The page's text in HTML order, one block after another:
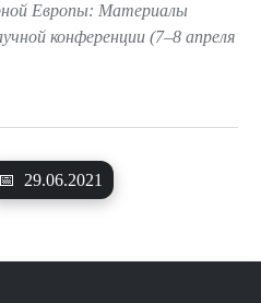
📅 29.06.2021
Европы: Материалы
конференции (7–8 апреля